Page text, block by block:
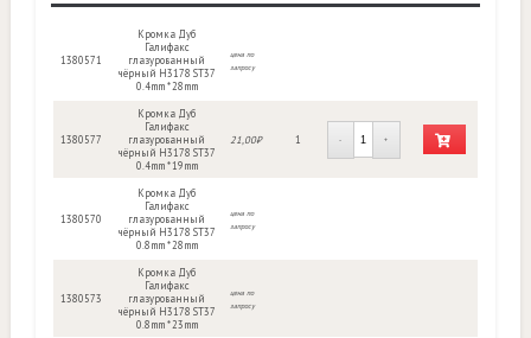
1380571
Кромка Дуб
Галифакс
глазурованный
чёрный H3178 ST37
0.4mm * 28mm
цена по
запросу
1380577
Кромка Дуб
Галифакс
глазурованный
чёрный H3178 ST37
0.4mm * 19mm
21,00₽ 1 - +
1380570
Кромка Дуб
Галифакс
глазурованный
чёрный H3178 ST37
0.8mm * 28mm
цена по
запросу
1380573
Кромка Дуб
Галифакс
глазурованный
чёрный H3178 ST37
0.8mm * 23mm
цена по
запросу